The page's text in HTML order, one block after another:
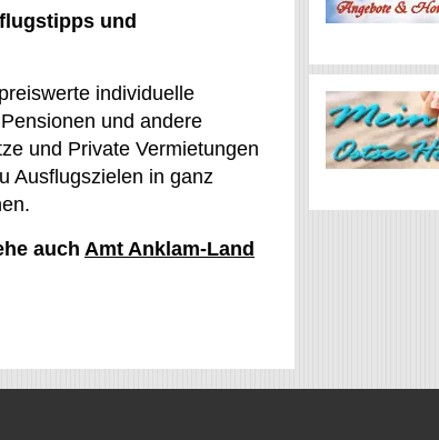
und
individuelle
und andere
und Private Vermietungen
Ausflugszielen in ganz
auch Amt Anklam-Land